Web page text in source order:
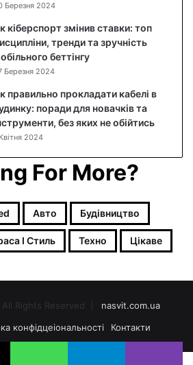
Березня 2024
кіберспорт змінив ставки: топ
тренди та зручність
беттінгу
Березня 2024
правильно прокладати кабелі в
поради для новачків та
без яких не обійтись
2024
For More?
Авто Будівництво
І Стиль Техно Цікаве
Rights Reserved |
nasvit.com.ua
конфідцеіональності Контакти